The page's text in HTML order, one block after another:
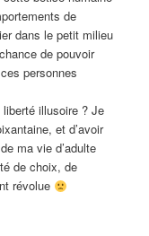
de
dans le petit milieu
de pouvoir
personnes
illusoire ? Je
et d’avoir
ma vie d’adulte
de choix, de
révolue